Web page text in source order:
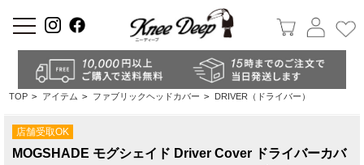
a
TOP > アイテム > ファブリックヘッドカバー > DRIVER（ドライバー）
店舗受取OK
MOGSHADE モグシェイド Driver Cover ドライバーカバ